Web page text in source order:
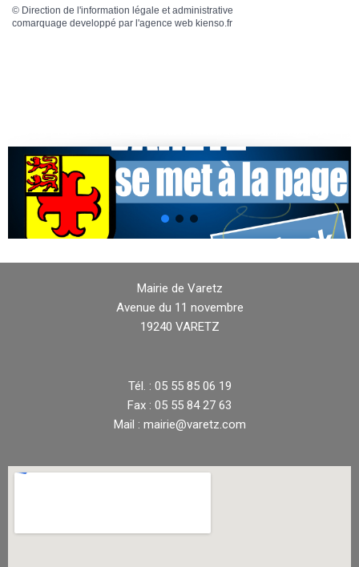
© Direction de l'information légale et administrative
comarquage developpé par l'agence web kienso.fr
Mairie de Varetz
Avenue du 11 novembre
19240 VARETZ
Tél. : 05 55 85 06 19
Fax : 05 55 84 27 63
Mail : mairie@varetz.com